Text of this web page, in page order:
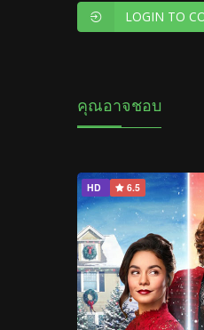
LOGIN TO
คุณอาจชอบ
HD 6.5